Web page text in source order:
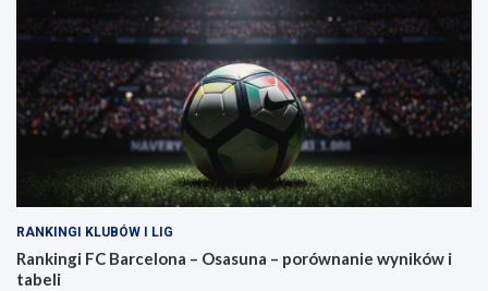
RANKINGI KLUBÓW I LIG
Rankingi FC Barcelona – Osasuna – porównanie wyników i
tabeli